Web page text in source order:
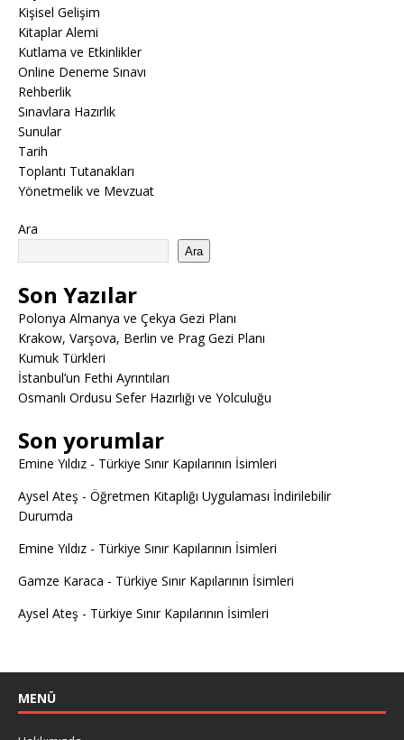
Kişisel Gelişim
Kitaplar Alemi
Kutlama ve Etkinlikler
Online Deneme Sınavı
Rehberlik
Sınavlara Hazırlık
Sunular
Tarih
Toplantı Tutanakları
Yönetmelik ve Mevzuat
Ara
Ara
Son Yazılar
Polonya Almanya ve Çekya Gezi Planı
Krakow, Varşova, Berlin ve Prag Gezi Planı
Kumuk Türkleri
İstanbul’un Fethi Ayrıntıları
Osmanlı Ordusu Sefer Hazırlığı ve Yolculuğu
Son yorumlar
Emine Yıldız - Türkiye Sınır Kapılarının İsimleri
Aysel Ateş - Öğretmen Kitaplığı Uygulaması İndirilebilir
Durumda
Emine Yıldız - Türkiye Sınır Kapılarının İsimleri
Gamze Karaca - Türkiye Sınır Kapılarının İsimleri
Aysel Ateş - Türkiye Sınır Kapılarının İsimleri
MENÜ